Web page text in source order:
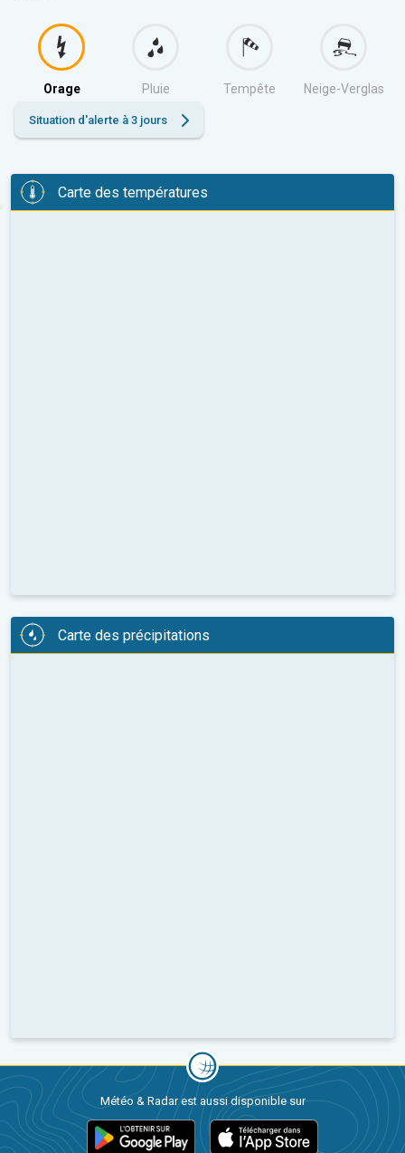
Orage Pluie Tempête Neige-Verglas
Situation d'alerte à 3 jours
Carte des températures
Carte des précipitations
Météo & Radar est aussi disponible sur